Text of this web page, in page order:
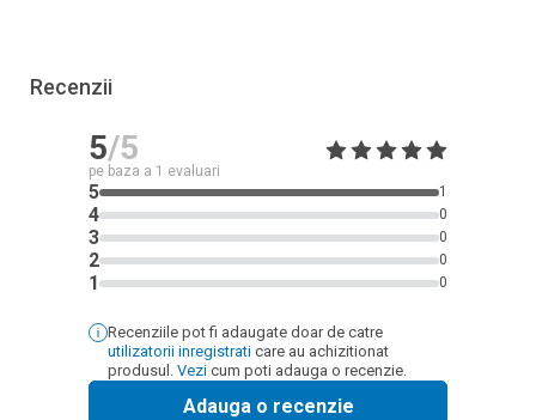
Recenzii
5/5
pe baza a 1 evaluari
5 1
4 0
3 0
2 0
1 0
Recenziile pot fi adaugate doar de catre
utilizatorii inregistrati care au achizitionat
produsul. Vezi cum poti adauga o recenzie.
Adauga o recenzie